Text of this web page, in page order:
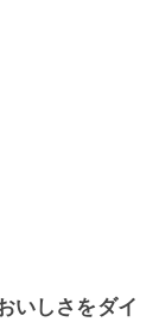
いしさをダイ